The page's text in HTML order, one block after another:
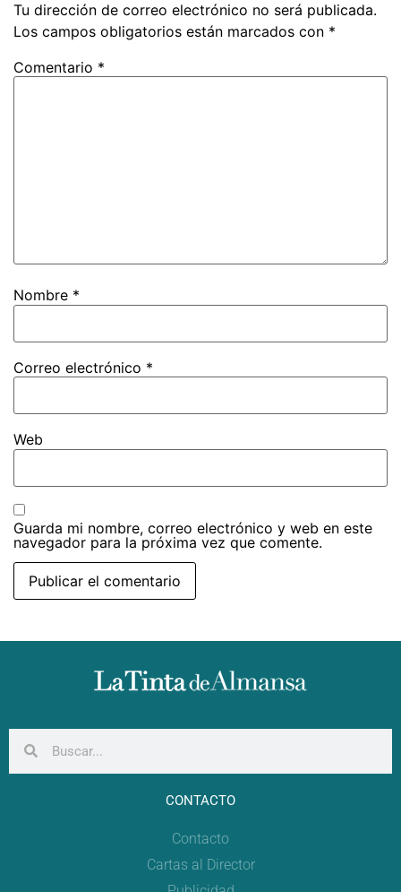
Tu dirección de correo electrónico no será publicada.
Los campos obligatorios están marcados con *
Comentario *
Nombre *
Correo electrónico *
Web
Guarda mi nombre, correo electrónico y web en este
navegador para la próxima vez que comente.
CONTACTO
Contacto
Cartas al Director